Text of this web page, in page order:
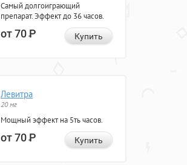
Самый долгоиграющий
препарат. Эффект до 36 часов.
от 70Р Купить
Левитра
20 мг
Мощный эффект на 5ть часов.
от 70Р Купить